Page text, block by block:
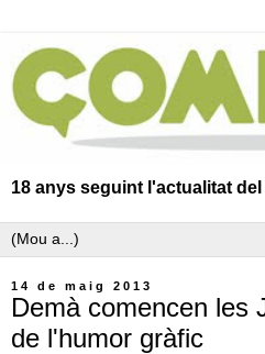
18 anys seguint l'actualitat
14 de maig 2013
Demà comencen les
de l'humor gràfic